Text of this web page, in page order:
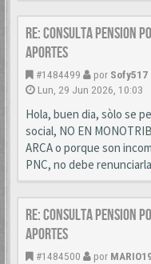
Re: CONSULTA PENSION
APORTES
#1484499 por Sofy517
Lun, 29 Jun 2026, 10:03
Hola, buen dia, sòlo se
social, NO EN
ARCA o porque son
PNC, no debe
Re: CONSULTA PENSION
APORTES
#1484500 por